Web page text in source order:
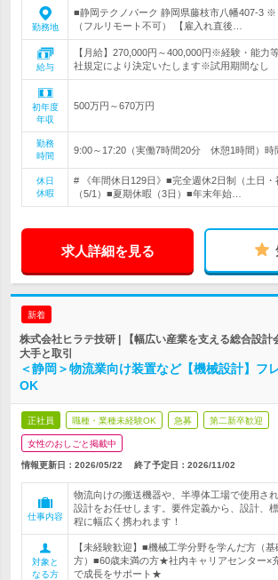
勤務地
■静岡テクノパーク 静岡県藤枝市八幡407-3 ※
（フルリモート不可） 【雇入れ直後…
給与
【月給】270,000円～400,000円※経験・能力
社規定により決定いたします※試用期間なし
初年度
年収
500万円～670万円
勤務
時間
9:00～17:20（実働7時間20分 休憩1時間）時
休日
休暇
# 《年間休日129日》■完全週休2日制（土日
（5/1）■夏期休暇（3日）■年末年始…
求人詳細を見る
新着
株式会社ヒラテ技研 | 【幅広い産業を支える総合設計
大手と取引
＜静岡＞物流業向け装置など【機械設計】フ
OK
正社員 職種・業種未経験OK 急募 第二新卒歓迎
女性のおしごと掲載中
情報更新日：2026/05/22 終了予定日： 2026/11/02
仕事内容
物流向けの搬送機器や、半導体工場で使用さ
設計をお任せします。要件定義から、設計、
程に幅広く携われます！
対象と
なる方
【未経験歓迎】■機械工学分野を学んだ方（
方）■60歳未満の方★社内キャリアセンター×
で成長をサポート★